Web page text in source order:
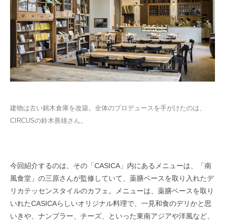
建物は古い銘木倉庫を改築。全体のプロデュースを手がけたのは、
CIRCUSの鈴木善雄さん。
今回紹介するのは、その「CASICA」内にあるメニューは、「南
風食堂」の三原さんが監修していて、薬膳ベースを取り入れたデ
リカテッセンスタイルのカフェ。メニューは、薬膳ベースを取り
いれたCASICAらしいオリジナル料理で、一見和食のデリかと思
いきや、ナンプラー、チーズ、といった東南アジアや洋風など、